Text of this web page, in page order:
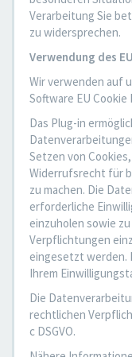
Verarbeitung Sie
zu widersprechen.
Verwendung des
Wir verwenden auf
Software EU Cookie
Das Plug-in
Setzen von
Widerrufsrecht für
zu machen. Die
erforderliche
einzuholen sowie
Verpflichtungen
eingesetzt werden.
Ihrem
Die
rechtlichen
c DSGVO.